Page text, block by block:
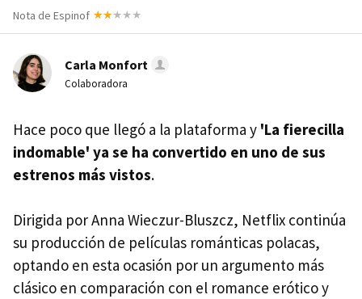
Nota de Espinof
Carla Monfort
Colaboradora
Hace poco que llegó a la plataforma y 'La fierecilla
indomable' ya se ha convertido en uno de sus
estrenos más vistos.
Dirigida por Anna Wieczur-Bluszcz, Netflix continúa
su producción de películas románticas polacas,
optando en esta ocasión por un argumento más
clásico en comparación con el romance erótico y